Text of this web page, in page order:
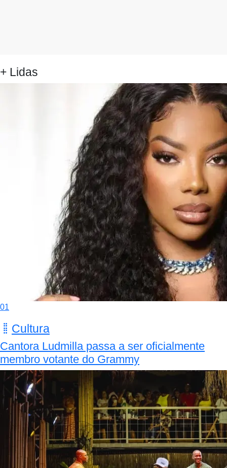
+ Lidas
01
Cultura
Cantora Ludmilla passa a ser oficialmente
membro votante do Grammy